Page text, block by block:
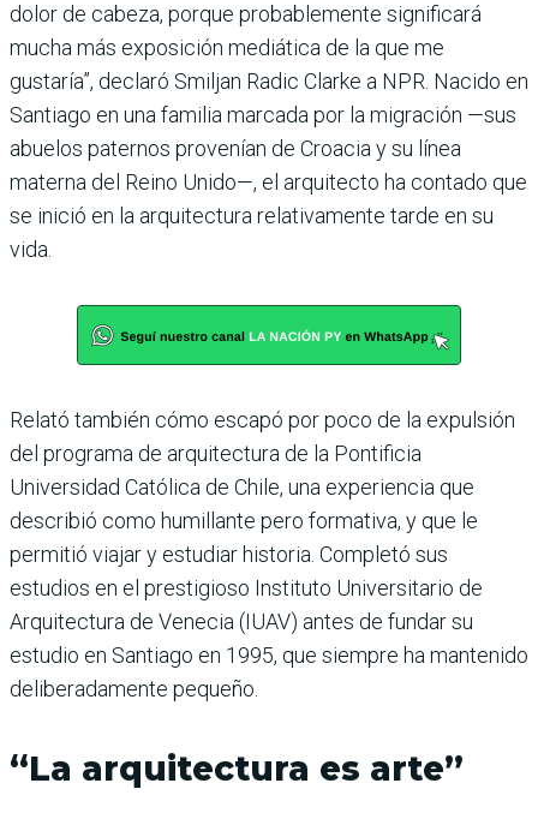
dolor de cabeza, porque probablemente significará
mucha más exposición mediática de la que me
gustaría”, declaró Smiljan Radic Clarke a NPR. Nacido en
Santiago en una familia marcada por la migración —sus
abuelos paternos provenían de Croacia y su línea
materna del Reino Unido—, el arquitecto ha contado que
se inició en la arquitectura relativamente tarde en su
vida.
Relató también cómo escapó por poco de la expulsión
del programa de arquitectura de la Pontificia
Universidad Católica de Chile, una experiencia que
describió como humillante pero formativa, y que le
permitió viajar y estudiar historia. Completó sus
estudios en el prestigioso Instituto Universitario de
Arquitectura de Venecia (IUAV) antes de fundar su
estudio en Santiago en 1995, que siempre ha mantenido
deliberadamente pequeño.
“La arquitectura es arte”